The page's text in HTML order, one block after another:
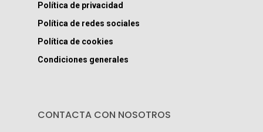
Política de privacidad
Política de redes sociales
Política de cookies
Condiciones generales
CONTACTA CON NOSOTROS